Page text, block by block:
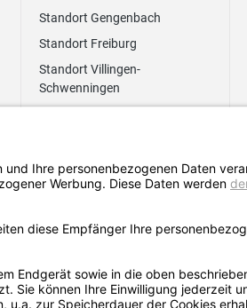
Standort Gengenbach
Standort Freiburg
Standort Villingen-
Schwenningen